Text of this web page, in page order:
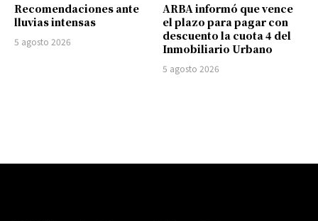
Recomendaciones ante
lluvias intensas
5 agosto 2026
ARBA informó que vence
el plazo para pagar con
descuento la cuota 4 del
Inmobiliario Urbano
5 agosto 2026